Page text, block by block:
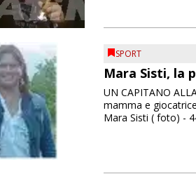
SPORT
Mara Sisti, la
UN CAPITANO
mamma e
Mara Sisti ( foto) -